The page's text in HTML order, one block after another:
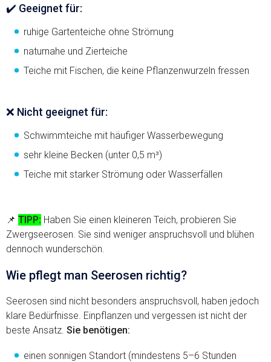
✔️ Geeignet für:
ruhige Gartenteiche ohne Strömung
naturnahe und Zierteiche
Teiche mit Fischen, die keine Pflanzenwurzeln fressen
❌ Nicht geeignet für:
Schwimmteiche mit häufiger Wasserbewegung
sehr kleine Becken (unter 0,5 m³)
Teiche mit starker Strömung oder Wasserfällen
📌 TIPP: Haben Sie einen kleineren Teich, probieren Sie
Zwergseerosen. Sie sind weniger anspruchsvoll und blühen
dennoch wunderschön.
Wie pflegt man Seerosen richtig?
Seerosen sind nicht besonders anspruchsvoll, haben jedoch
klare Bedürfnisse. Einpflanzen und vergessen ist nicht der
beste Ansatz. Sie benötigen:
einen sonnigen Standort (mindestens 5–6 Stunden